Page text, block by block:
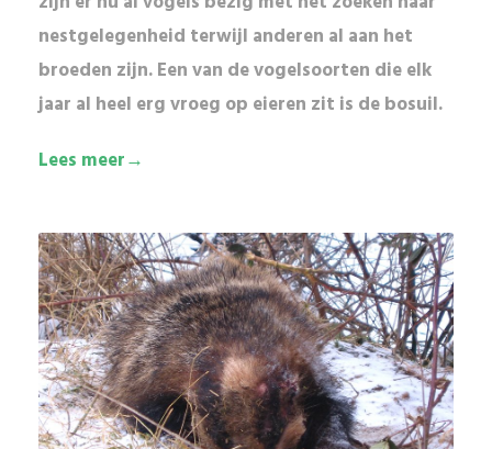
nestgelegenheid terwijl anderen al aan het
broeden zijn. Een van de vogelsoorten die elk
jaar al heel erg vroeg op eieren zit is de bosuil.
Lees meer→